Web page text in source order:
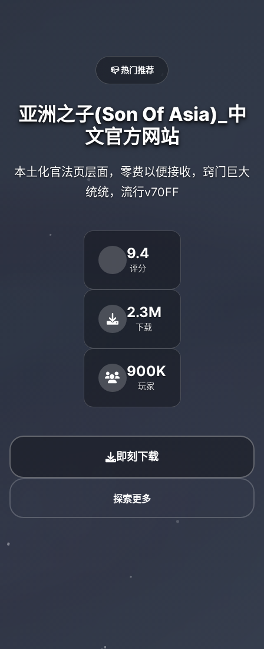
📪 热门推荐
亚洲之子(Son Of Asia)_中
文官方网站
本土化官法页层面，零费以便接收，窍门巨大
统统，流行v70FF
9.4
评分
2.3M
下载
900K
玩家
即刻下载
探索更多